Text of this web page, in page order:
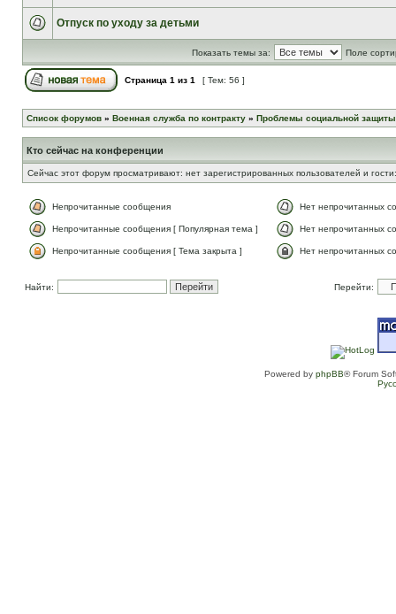
Отпуск по уходу за детьми
Показать темы за: Поле
Страница 1 из 1 [ Тем: 56 ]
Список форумов » Военная служба по контракту » Проблемы социальной защиты
Кто сейчас на конференции
Сейчас этот форум просматривают: нет зарегистрированных пользователей и
Непрочитанные сообщения Нет непрочитанных
Непрочитанные сообщения [ Популярная тема ] Нет непрочитанных
Непрочитанные сообщения [ Тема закрыта ] Нет непрочитанных
Найти: Перейти:
Powered by phpBB® Forum